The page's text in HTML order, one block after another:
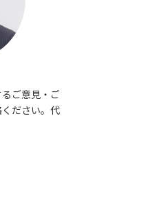
ご意見・ご
ださい。代